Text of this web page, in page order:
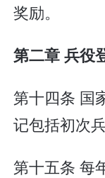
奖励。
第二章 兵役
第十四条 国
记包括初次
第十五条 每